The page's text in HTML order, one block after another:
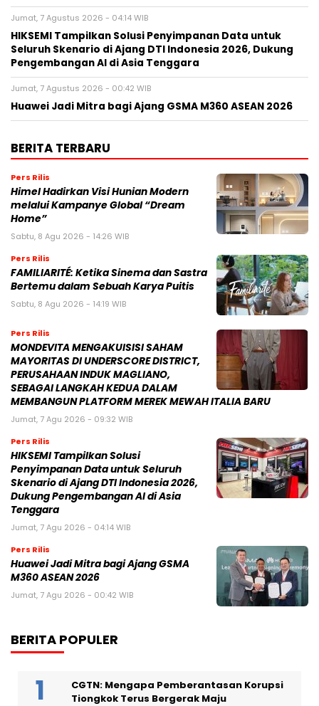
Jumat, 7 Agustus 2026 - 04:14 WIB
HIKSEMI Tampilkan Solusi Penyimpanan Data untuk
Seluruh Skenario di Ajang DTI Indonesia 2026, Dukung
Pengembangan AI di Asia Tenggara
Jumat, 7 Agustus 2026 - 00:42 WIB
Huawei Jadi Mitra bagi Ajang GSMA M360 ASEAN 2026
BERITA TERBARU
Pers Rilis
Himel Hadirkan Visi Hunian Modern
melalui Kampanye Global “Dream
Home”
Sabtu, 8 Agu 2026 - 14:26 WIB
Pers Rilis
FAMILIARITÉ: Ketika Sinema dan Sastra
Bertemu dalam Sebuah Karya Puitis
Sabtu, 8 Agu 2026 - 14:19 WIB
Pers Rilis
MONDEVITA MENGAKUISISI SAHAM
MAYORITAS DI UNDERSCORE DISTRICT,
PERUSAHAAN INDUK MAGLIANO,
SEBAGAI LANGKAH KEDUA DALAM
MEMBANGUN PLATFORM MEREK MEWAH ITALIA BARU
Jumat, 7 Agu 2026 - 09:32 WIB
Pers Rilis
HIKSEMI Tampilkan Solusi
Penyimpanan Data untuk Seluruh
Skenario di Ajang DTI Indonesia 2026,
Dukung Pengembangan AI di Asia
Tenggara
Jumat, 7 Agu 2026 - 04:14 WIB
Pers Rilis
Huawei Jadi Mitra bagi Ajang GSMA
M360 ASEAN 2026
Jumat, 7 Agu 2026 - 00:42 WIB
BERITA POPULER
CGTN: Mengapa Pemberantasan Korupsi
Tiongkok Terus Bergerak Maju